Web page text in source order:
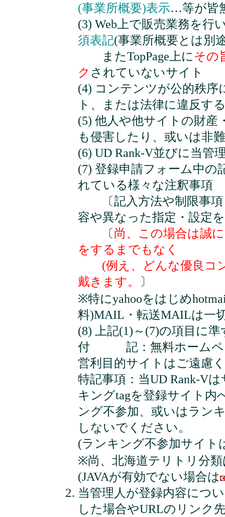
(事業所概要)表示…等が皆
(3) Web上で販売業務を行
須表記(事業所概要とは別
またTopPage上に その
ク されていないサイト
(4) コンテンツが公的秩
ト、または法律に違反す
(5) 他人や他サイトの財
も侵害したり、或いは非
(6) UD Rank-V並びに当管
(7) 登録申請フォーム中の
れている様々な注釈事項
〔記入方法や制限事項
容や異なった指定・設定
〔尚、この場合は誠
をするまでもなく
(例え、どんな優良コン
戴きます。
〕
※特にyahooをはじめ
料)MAIL・転送MAILは一
(8) 上記(1)～(7)の項目に
付 記：無料ホームペー
営利目的サイトはご遠慮
特記事項：当UD Rank-V
キングtagを登録サイト内
ング不参加、或いはラン
しないでください。
(ランキング不参加サイト
※尚、北海道テリトリ分
(JAVAが有効でない場合は
当管理人が登録内容につ
した場合やURLのリンク